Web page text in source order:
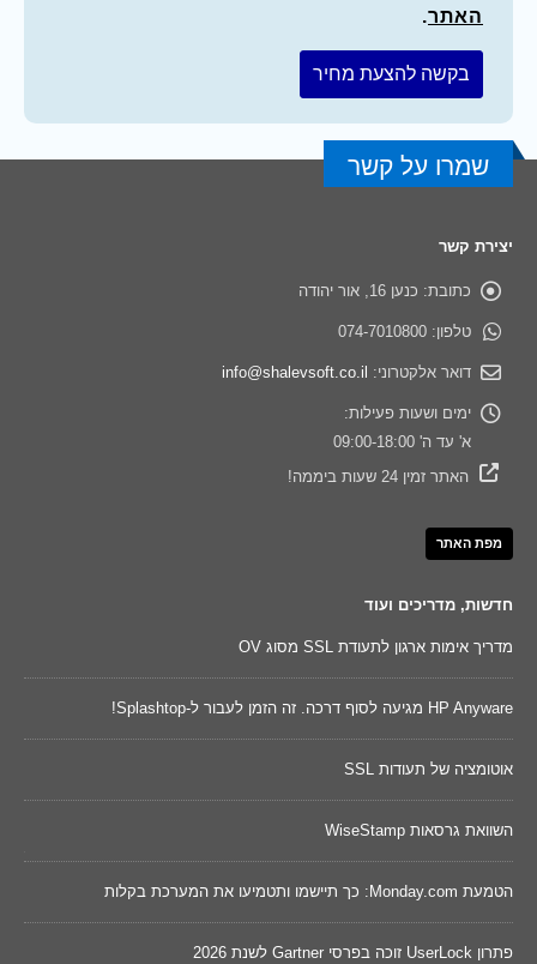
האתר.
שמרו על קשר
יצירת קשר
כתובת: כנען 16, אור יהודה
טלפון: 074-7010800
דואר אלקטרוני: info@shalevsoft.co.il
ימים ושעות פעילות:
א' עד ה' 09:00-18:00
האתר זמין 24 שעות ביממה!
מפת האתר
חדשות, מדריכים ועוד
מדריך אימות ארגון לתעודת SSL מסוג OV
HP Anyware מגיעה לסוף דרכה. זה הזמן לעבור ל-Splashtop!
אוטומציה של תעודות SSL
השוואת גרסאות WiseStamp
הטמעת Monday.com: כך תיישמו ותטמיעו את המערכת בקלות
פתרון UserLock זוכה בפרסי Gartner לשנת 2026